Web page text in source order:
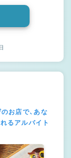
お店で、あな
るアルバイト